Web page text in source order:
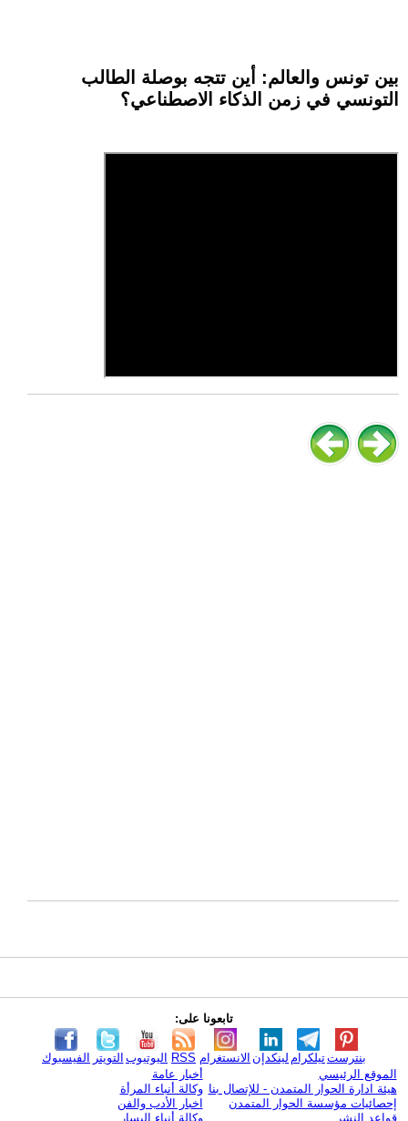
بين تونس والعالم: أين تتجه بوصلة الطالب
التونسي في زمن الذكاء الاصطناعي؟
تابعونا على:
الفيسبوك التويتر اليوتيوب RSS الانستغرام لينكدإن تيلكرامبنترست
الموقع الرئيسي
هيئة ادارة الحوار المتمدن - للإتصال بنا
إحصائيات مؤسسة الحوار المتمدن
قواعد النشر
أخبار عامة
وكالة أنباء المرأة
اخبار الأدب والفن
وكالة أنباء اليسار